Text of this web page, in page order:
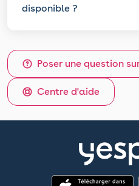
disponible ?
Poser une question
Centre d'aide